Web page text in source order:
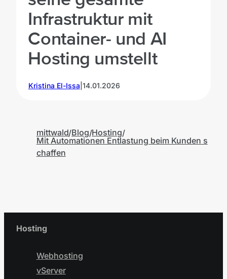
Infrastruktur mit
Container- und AI
Hosting umstellt
Kristina El-Issa 14.01.2026
mittwald Blog Hosting
Mit Automationen Entlastung beim Kunden s
chaffen
Hosting
Webhosting
vServer